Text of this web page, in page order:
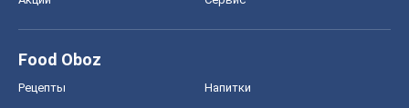
Food Oboz
Рецепты Напитки